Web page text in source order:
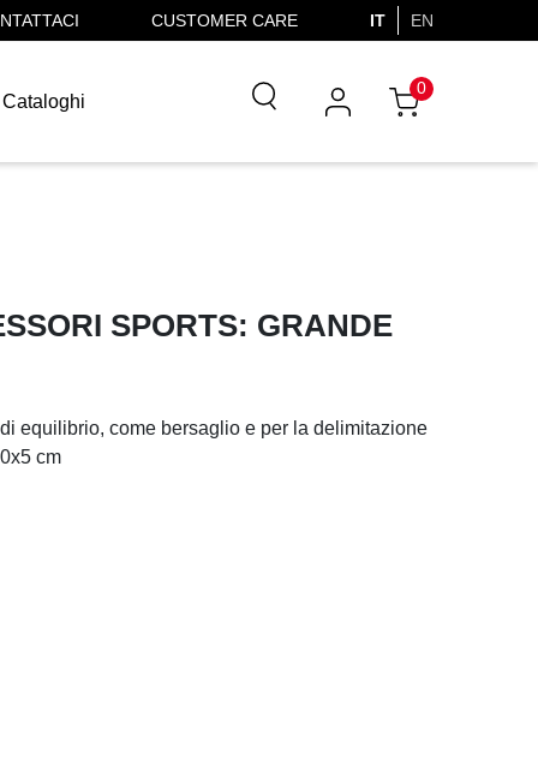
CUSTOMER CARE IT EN
Cataloghi
0
SPORTS: GRANDE
equilibrio, come bersaglio e per la delimitazione
cm